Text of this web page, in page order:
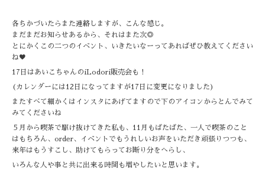
各ちかづいたらまた連絡しますが、こんな感じ。
まだまだお知らせあるから、それはまた次◎
とにかくこの二つのイベント、いきたいなーってあればぜひ教えてください
ね♥️
17日はあいこちゃんのiLodori販売会も！
(カレンダーには12日になってますが17日に変更になりました)
またすべて細かくはインスタにあげてますので下のアイコンからとんでみて
みてくださいね
５月から喫茶で駆け抜けてきた私も、11月もばたばた、一人で喫茶のこと
はもちろん、order、イベントでもうれしいお声をいただき頑張りつつも、
来年はもうすこし、助けてもらってお断り分をへらし、
いろんな人や事と共に出来る時間も増やしたいと思います。